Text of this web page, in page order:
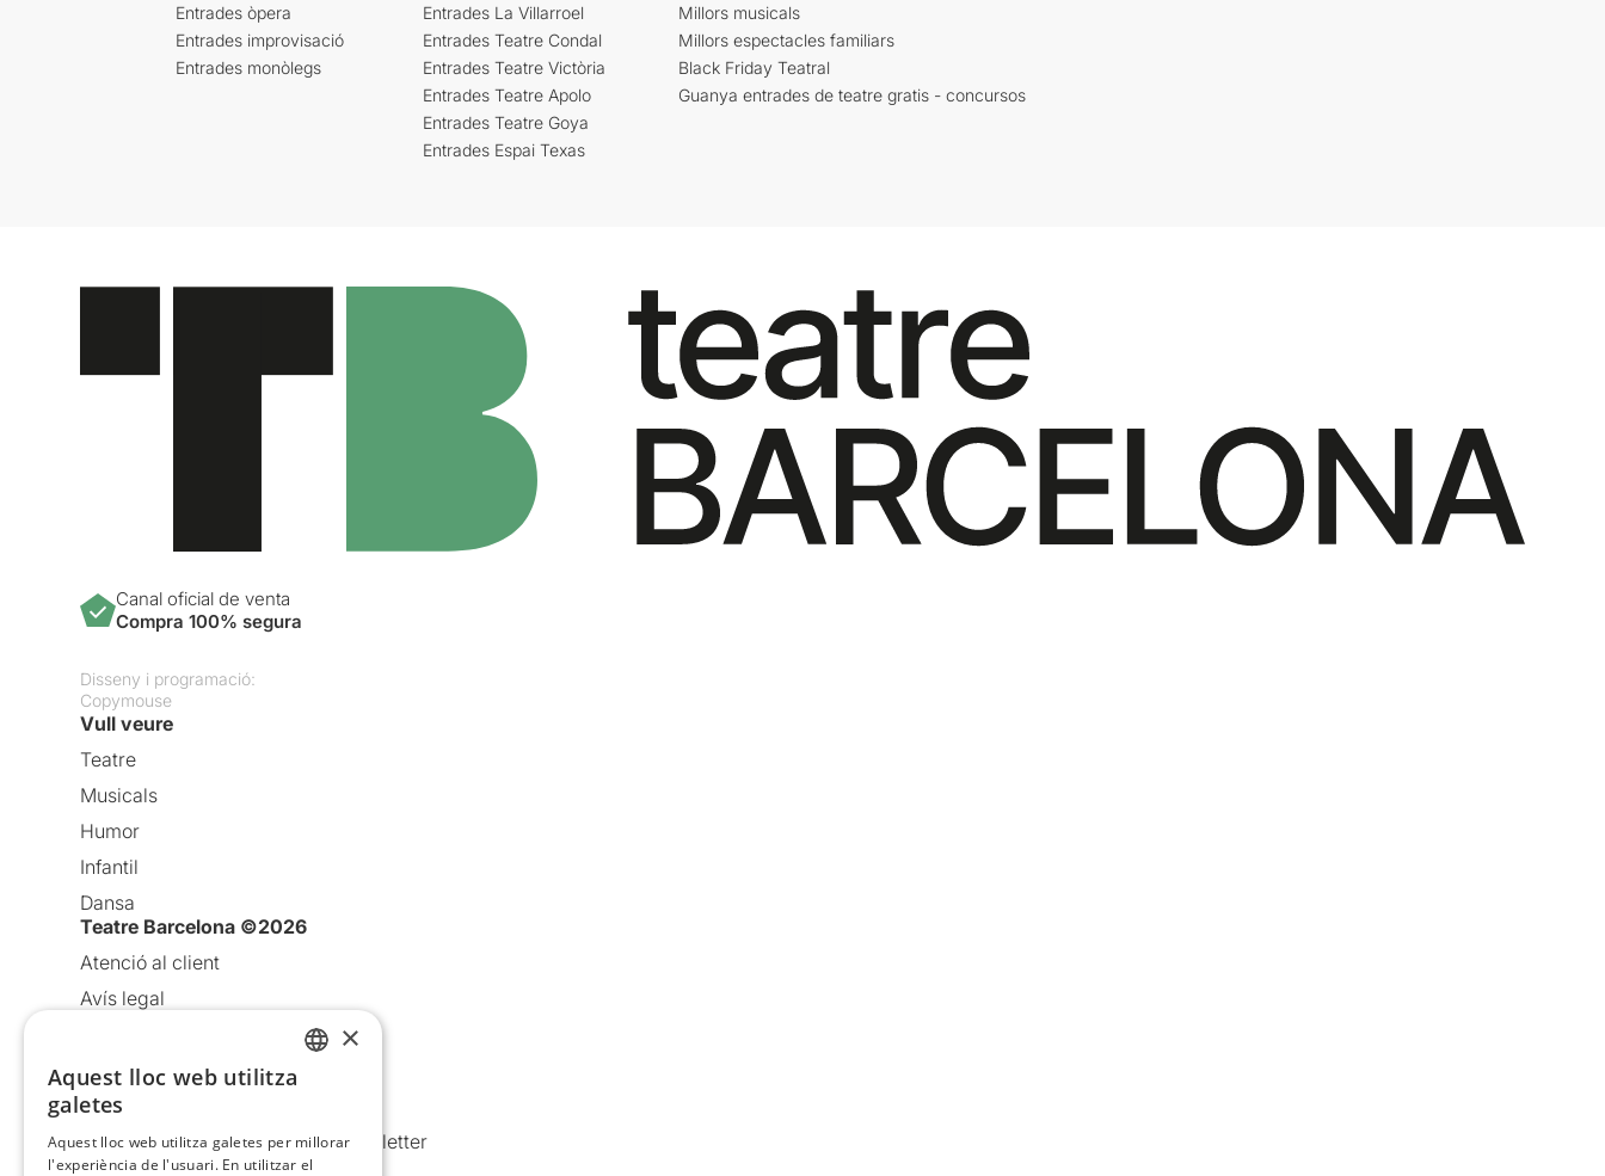
Entrades òpera
Entrades improvisació
Entrades monòlegs
Entrades La Villarroel
Entrades Teatre Condal
Entrades Teatre Victòria
Entrades Teatre Apolo
Entrades Teatre Goya
Entrades Espai Texas
Millors musicals
Millors espectacles familiars
Black Friday Teatral
Guanya entrades de teatre gratis - concursos
Canal oficial de venta
Compra 100% segura
Disseny i programació:
Copymouse
Vull veure
Teatre
Musicals
Humor
Infantil
Dansa
Teatre Barcelona ©2026
Atenció al client
Avís legal
Política de cookies
Condicions d’ús
Comunicacions comercials i Newsletter
×
Aquest lloc web utilitza
galetes
Aquest lloc web utilitza galetes per millorar
l'experiència de l'usuari. En utilitzar el